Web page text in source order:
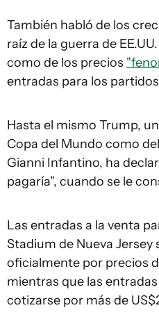
También habló de los
raíz de la guerra de
como de los precios
entradas para los
Hasta el mismo Trump,
Copa del Mundo como
Gianni Infantino, ha
pagaría", cuando se le
Las entradas a la venta
Stadium de Nueva Jersey
oficialmente por precios
mientras que las
cotizarse por más de